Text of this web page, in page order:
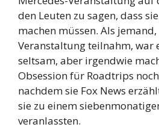
den Leuten zu sagen, dass
machen müssen. Als
Veranstaltung teilnahm, war
seltsam, aber irgendwie
Obsession für Roadtrips
nachdem sie Fox News
sie zu einem
veranlassten.